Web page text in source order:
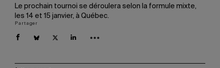
Le prochain tournoi se déroulera selon la formule mixte,
les 14 et 15 janvier, à Québec.
Partager